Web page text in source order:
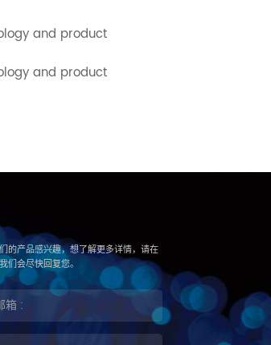
and product
and product
的产品感兴趣，想了解更多详情，请在
们会尽快回复您。